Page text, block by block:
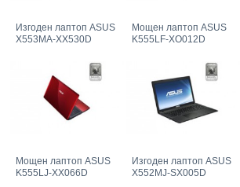
Изгоден лаптоп ASUS
X553MA-XX530D
Мощен лаптоп ASUS
K555LF-XO012D
Мощен лаптоп ASUS
K555LJ-XX066D
Изгоден лаптоп ASUS
X552MJ-SX005D